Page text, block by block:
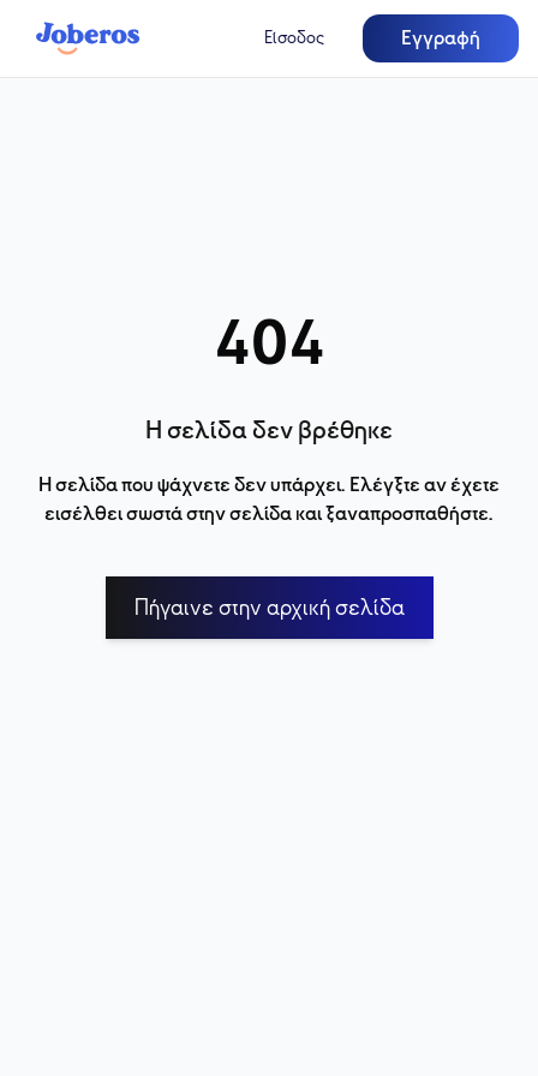
Είσοδος Εγγραφή
404
Η σελίδα δεν βρέθηκε
Η σελίδα που ψάχνετε δεν υπάρχει. Ελέγξτε αν έχετε
εισέλθει σωστά στην σελίδα και ξαναπροσπαθήστε.
Πήγαινε στην αρχική σελίδα